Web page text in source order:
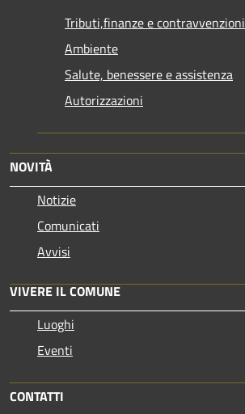
Tributi,finanze e contravvenzioni
Ambiente
Salute, benessere e assistenza
Autorizzazioni
NOVITÀ
Notizie
Comunicati
Avvisi
VIVERE IL COMUNE
Luoghi
Eventi
CONTATTI